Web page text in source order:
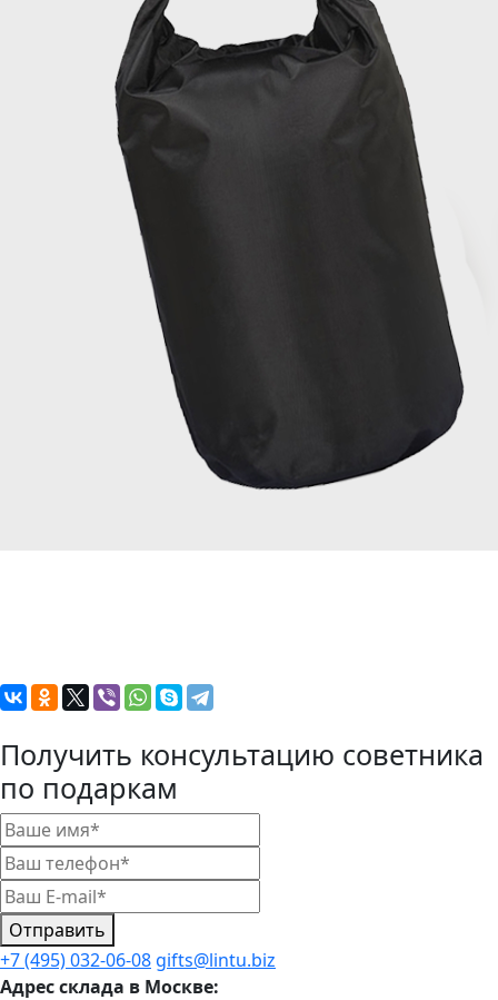
Получить консультацию советника
по подаркам
Отправить
+7 (495) 032-06-08 gifts@lintu.biz
Адрес склада в Москве: